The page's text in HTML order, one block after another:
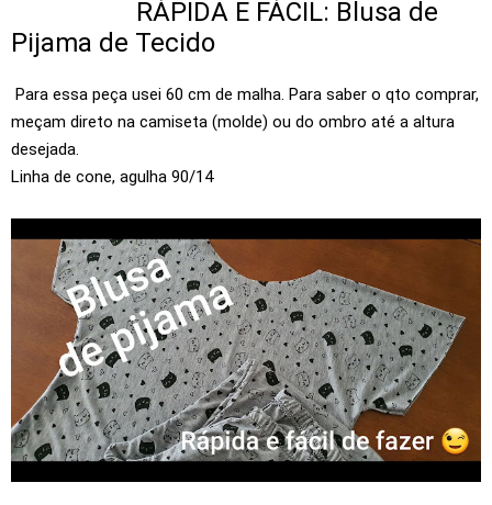
RÁPIDA E FÁCIL: Blusa de
Pijama de Tecido
Para essa peça usei 60 cm de malha. Para saber o qto comprar,
meçam direto na camiseta (molde) ou do ombro até a altura
desejada.
Linha de cone, agulha 90/14